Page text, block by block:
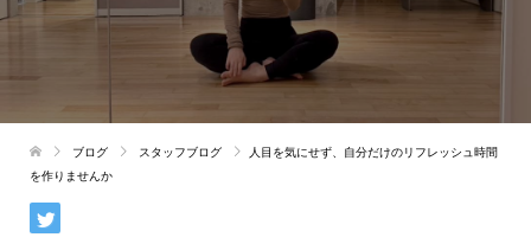
ブログ スタッフブログ
人目を気にせず、自分だけのリフレッシュ時間
を作りませんか